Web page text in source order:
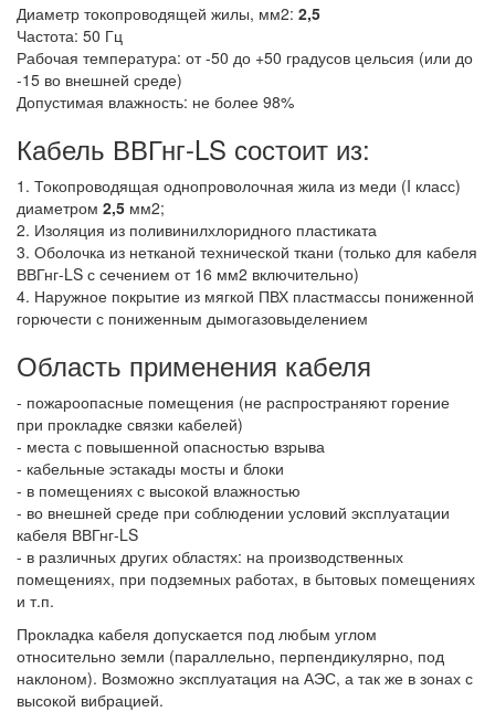
Диаметр токопроводящей жилы, мм2: 2,5
Частота: 50 Гц
Рабочая температура: от -50 до +50 градусов цельсия (или до
-15 во внешней среде)
Допустимая влажность: не более 98%
Кабель ВВГнг-LS состоит из:
1. Токопроводящая однопроволочная жила из меди (I класс)
диаметром 2,5 мм2;
2. Изоляция из поливинилхлоридного пластиката
3. Оболочка из нетканой технической ткани (только для кабеля
ВВГнг-LS с сечением от 16 мм2 включительно)
4. Наружное покрытие из мягкой ПВХ пластмассы пониженной
горючести с пониженным дымогазовыделением
Область применения кабеля
- пожароопасные помещения (не распространяют горение
при прокладке связки кабелей)
- места с повышенной опасностью взрыва
- кабельные эстакады мосты и блоки
- в помещениях с высокой влажностью
- во внешней среде при соблюдении условий эксплуатации
кабеля ВВГнг-LS
- в различных других областях: на производственных
помещениях, при подземных работах, в бытовых помещениях
и т.п.
Прокладка кабеля допускается под любым углом
относительно земли (параллельно, перпендикулярно, под
наклоном). Возможно эксплуатация на АЭС, а так же в зонах с
высокой вибрацией.